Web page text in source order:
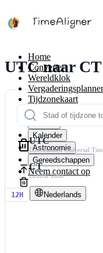
Home
Converter
Wereldklok
Vergaderingsplanner
Tijdzonekaart
Calculators
Timers
Kalender
Astronomie
Gereedschappen
Neem contact op
12H Nederlands
UTC naar
UTC
Coordinated Universal
CT
Central Time